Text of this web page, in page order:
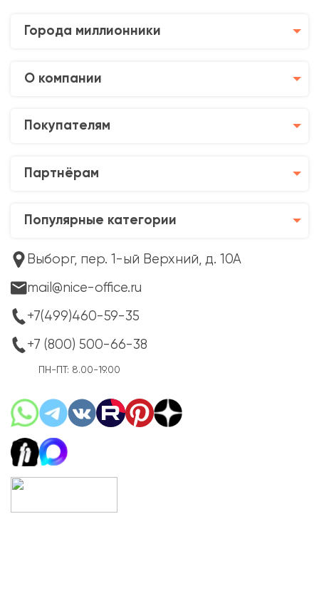
Города миллионники
О компании
Покупателям
Партнёрам
Популярные категории
Выборг, пер. 1-ый Верхний, д. 10А
mail@nice-office.ru
+7(499)460-59-35
+7 (800) 500-66-38
ПН-ПТ: 8.00-19.00